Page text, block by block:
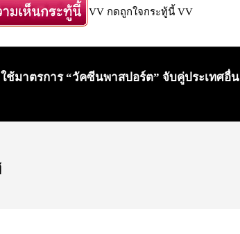
VV กดถูกใจกระทู้นี้ VV
ช้มาตรการ “วัคซีนพาสปอร์ต” จับคู่ประเทศอื่น